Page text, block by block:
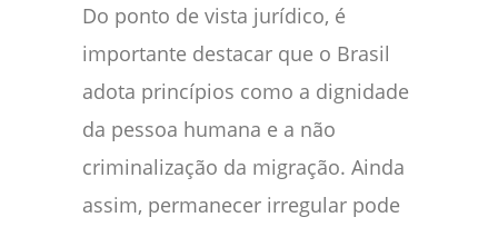
Do ponto de vista jurídico, é
importante destacar que o Brasil
adota princípios como a dignidade
da pessoa humana e a não
criminalização da migração. Ainda
assim, permanecer irregular pode